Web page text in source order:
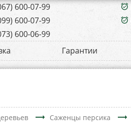
600-07-99
600-07-99
600-06-99
alarm_on
alarm_on
Гарантии
trending_flat Саженцы персика trending_flat